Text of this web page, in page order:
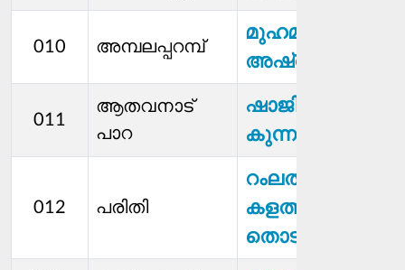
010 അമ്പലപ്പറമ്പ്
മുഹമ്മദ്
അഷ്റഫ്
011
ആതവനാട്
പാറ
ഷാജിദ (സാജിത
കുന്നക്കാട്ടിൽ)
012 പരിതി
റംലത്ത്
കളത്തിൽ
തൊടി